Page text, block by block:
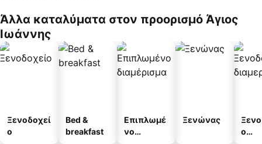
Άλλα καταλύματα στον προορισμό Άγιος
Ιωάννης
Ξενοδοχεί
ο
Bed &
breakfast
Επιπλωμέ
νο
Ξενώνας
ο